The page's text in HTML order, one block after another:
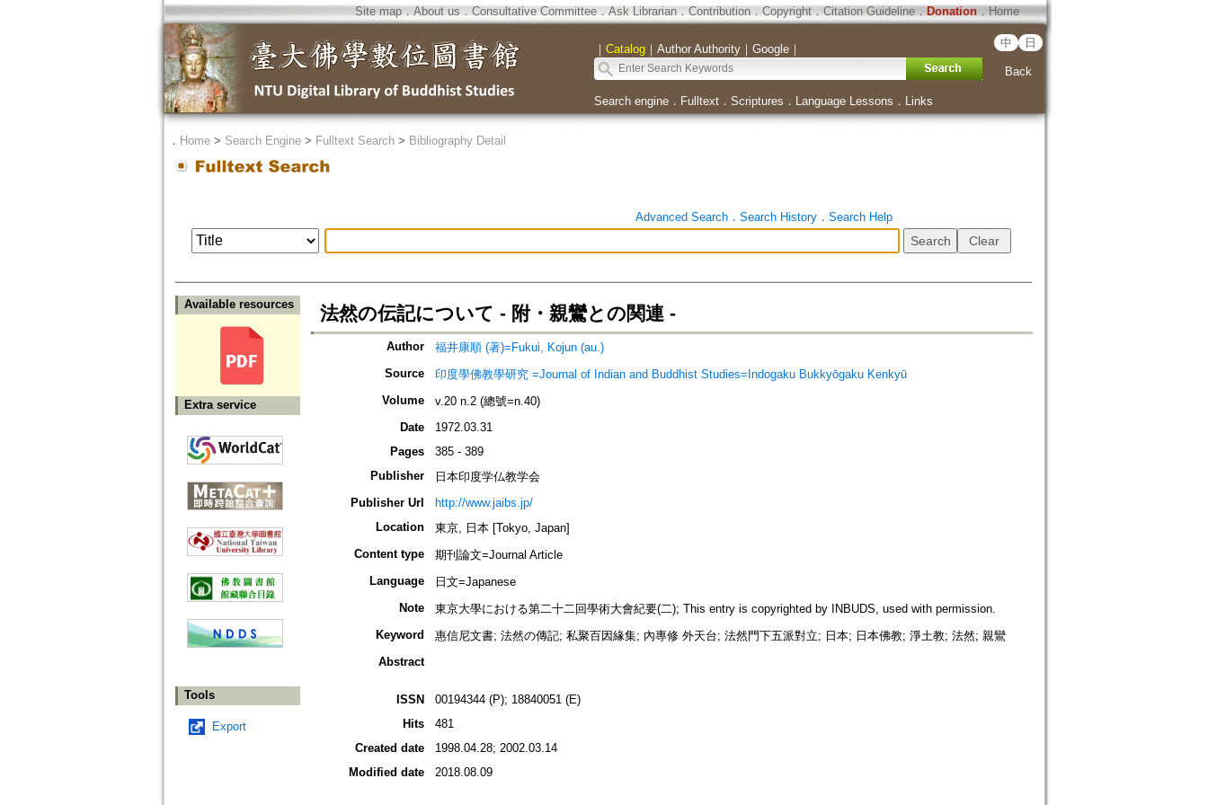
Site map．About us ． Consultative Committee． Ask Librarian． Contribution．Copyright．Citation Guideline． Donation．Home
｜ Catalog｜ Author Authority｜ Google｜ 中 日
Back
Search engine． Fulltext． Scriptures ． Language Lessons ． Links
． Home> Search Engine> Fulltext Search> Bibliography Detail
Advanced Search． Search History． Search Help
Available resources
Extra service
Tools
Export
法然の伝記について - 附・親鸞との関連 -
Author
福井康順 (著)=Fukui, Kojun (au.)
Source
印度學佛教學研究 =Journal of Indian and Buddhist Studies=Indogaku Bukkyōgaku Kenkyū
Volume
v.20 n.2 (總號=n.40)
Date
1972.03.31
Pages
385 - 389
Publisher
日本印度学仏教学会
Publisher Url
http://www.jaibs.jp/
Location
東京, 日本 [Tokyo, Japan]
Content type
期刊論文=Journal Article
Language
日文=Japanese
Note
東京大學における第二十二回學術大會紀要(二); This entry is copyrighted by INBUDS, used with permission.
Keyword
惠信尼文書; 法然の傳記; 私聚百因緣集; 內專修 外天台; 法然門下五派對立; 日本; 日本佛教; 淨土教; 法然; 親鸞
Abstract
ISSN
00194344 (P); 18840051 (E)
Hits
481
Created date
1998.04.28; 2002.03.14
Modified date
2018.08.09